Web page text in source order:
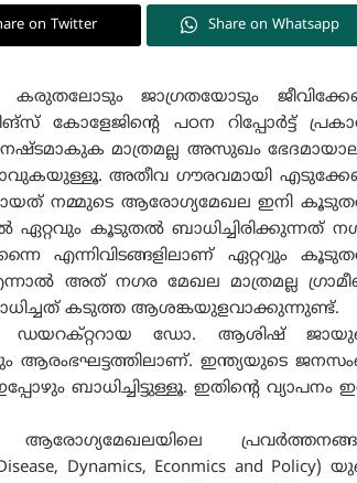
on Twitter Share on Whatsapp
ജാഗ്രതയോടും
കോളേജിന്റെ പഠന റിപ്പോർട്ട്
മാത്രമല്ല അസുഖം
അതീവ ഗൗരവമായി
നമ്മുടെ ആരോഗ്യമേഖല ഇനി
ഏറ്റവും കൂടുതൽ ബാധിച്ചിരിക്കുന്നത്
എന്നിവിടങ്ങളിലാണ് ഏറ്ററ്വും
അത് നഗര മേഖല മാത്രമല്ല
കടുത്ത ആശങ്കയുളവാക്കുന്നുണ്ട്.
ഡയറക്റ്ററായ ഡോ. ആശിഷ്
ആരംഭഘട്ടത്തിലാണ്. ഇന്ത്യയുടെ
ബാധിച്ചിട്ടുള്ളൂ. ഇതിന്റെ വ്യാപനം
Dynamics, Econmics and Policy)